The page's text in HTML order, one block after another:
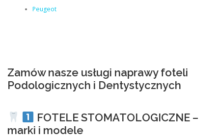
Peugeot
Zamów nasze usługi naprawy foteli
Podologicznych i Dentystycznych
FOTELE STOMATOLOGICZNE –
marki i modele